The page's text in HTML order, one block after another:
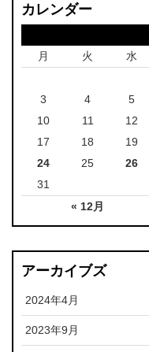
カレンダー
月
火 水
« 12月
3
4 5
10
11 12
17
18 19
24
25 26
31
アーカイブズ
2024年4月
2023年9月